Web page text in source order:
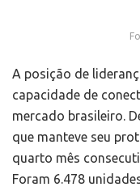
A posição de
capacidade de
mercado brasileiro.
que manteve seu
quarto mês
Foram 6.478